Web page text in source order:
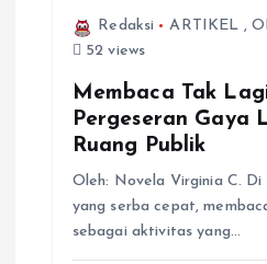
Redaksi ARTIKEL ,
52 views
Membaca Tak
Pergeseran Gaya
Ruang Publik
Oleh: Novela Virginia C. Di
yang serba cepat,
sebagai aktivitas yang…